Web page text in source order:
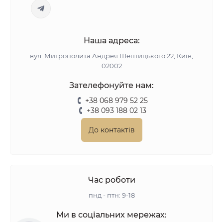
Наша адреса:
вул. Митрополита Андрея Шептицького 22, Київ,
02002
Зателефонуйте нам:
+38 068 979 52 25
+38 093 188 02 13
До контактів
Час роботи
пнд - птн: 9-18
Ми в соціальних мережах: